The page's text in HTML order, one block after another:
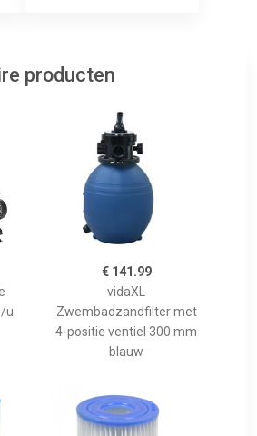
producten
u
€ 141.99
vidaXL
Zwembadzandfilter met
4-positie ventiel 300 mm
blauw